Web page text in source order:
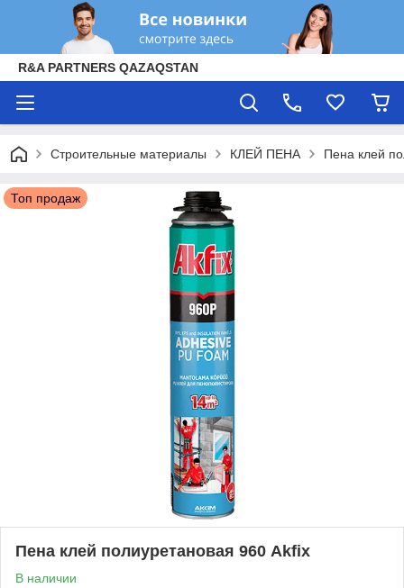
R&A PARTNERS QAZAQSTAN
Строительные материалы КЛЕЙ ПЕНА Пена клей
Топ продаж
Пена клей полиуретановая 960 Akfix
В наличии